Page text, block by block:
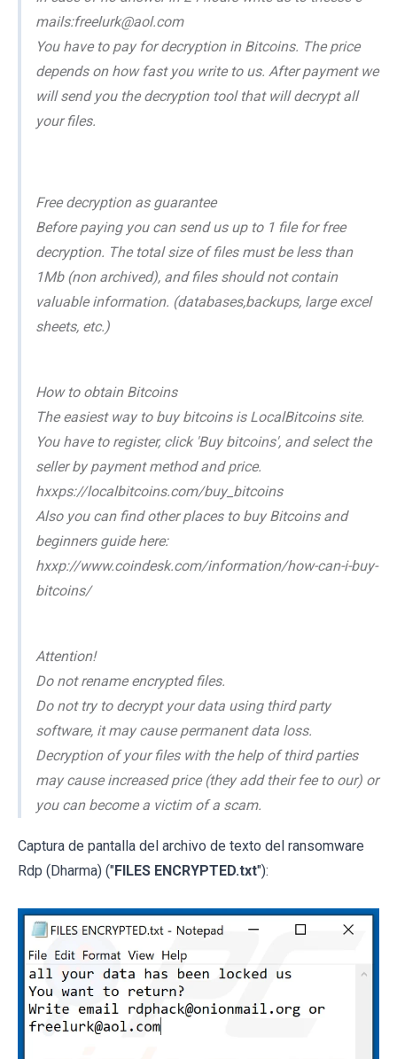
mails:freelurk@aol.com
You have to pay for decryption in Bitcoins. The price
depends on how fast you write to us. After payment we
will send you the decryption tool that will decrypt all
your files.
Free decryption as guarantee
Before paying you can send us up to 1 file for free
decryption. The total size of files must be less than
1Mb (non archived), and files should not contain
valuable information. (databases,backups, large excel
sheets, etc.)
How to obtain Bitcoins
The easiest way to buy bitcoins is LocalBitcoins site.
You have to register, click 'Buy bitcoins', and select the
seller by payment method and price.
hxxps://localbitcoins.com/buy_bitcoins
Also you can find other places to buy Bitcoins and
beginners guide here:
hxxp://www.coindesk.com/information/how-can-i-buy-
bitcoins/
Attention!
Do not rename encrypted files.
Do not try to decrypt your data using third party
software, it may cause permanent data loss.
Decryption of your files with the help of third parties
may cause increased price (they add their fee to our) or
you can become a victim of a scam.
Captura de pantalla del archivo de texto del ransomware
Rdp (Dharma) ("FILES ENCRYPTED.txt"):